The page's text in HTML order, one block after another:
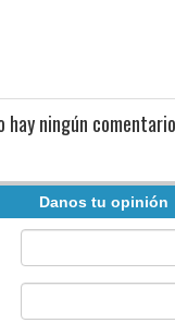
hay ningún
Danos tu opinión